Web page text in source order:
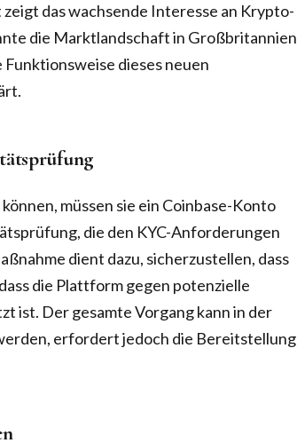
das wachsende Interesse an Krypto-
die Marktlandschaft in Großbritannien
dieses neuen
müssen sie ein Coinbase-Konto
die den KYC-Anforderungen
dient dazu, sicherzustellen, dass
die Plattform gegen potenzielle
ist. Der gesamte Vorgang kann in der
erfordert jedoch die Bereitstellung